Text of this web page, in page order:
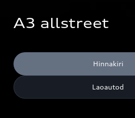
A3 allstreet
Hinnakiri
Laoautod